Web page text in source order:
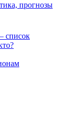
прогнозы
список